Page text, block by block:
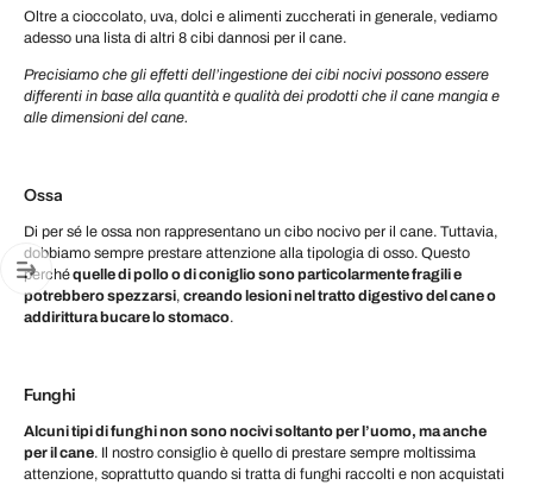
Oltre a cioccolato, uva, dolci e alimenti zuccherati in generale, vediamo
adesso una lista di altri 8 cibi dannosi per il cane.
Precisiamo che gli effetti dell’ingestione dei cibi nocivi possono essere
differenti in base alla quantità e qualità dei prodotti che il cane mangia e
alle dimensioni del cane.
Ossa
Di per sé le ossa non rappresentano un cibo nocivo per il cane. Tuttavia,
dobbiamo sempre prestare attenzione alla tipologia di osso. Questo
perchéquelle di pollo o di coniglio sono particolarmente fragili e
potrebbero spezzarsi, creando lesioni nel tratto digestivo del cane o
addirittura bucare lo stomaco.
Funghi
Alcuni tipi di funghi non sono nocivi soltanto per l’uomo, ma anche
per il cane. Il nostro consiglio è quello di prestare sempre moltissima
attenzione, soprattutto quando si tratta di funghi raccolti e non acquistati